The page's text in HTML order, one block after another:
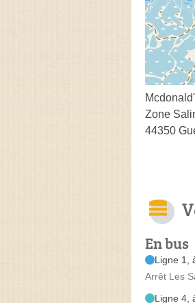
Zone
44350
En bus
Ligne 1,
Arrêt Les
Ligne 4,